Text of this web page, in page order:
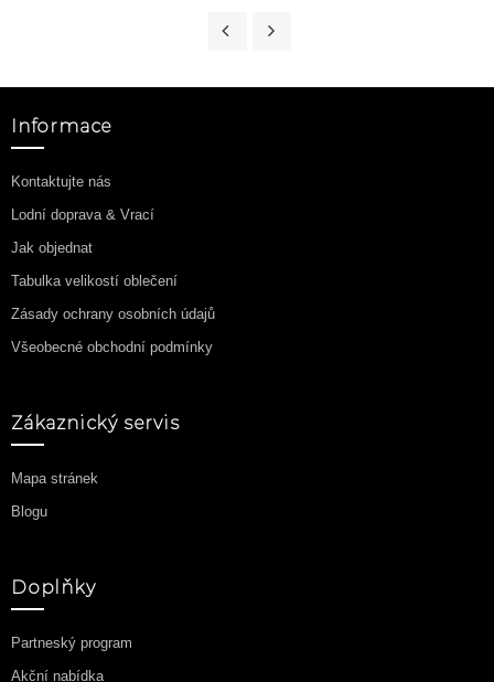
Informace
Kontaktujte nás
Lodní doprava & Vrací
Jak objednat
Tabulka velikostí oblečení
Zásady ochrany osobních údajů
Všeobecné obchodní podmínky
Zákaznický servis
Mapa stránek
Blogu
Doplňky
Partneský program
Akční nabídka